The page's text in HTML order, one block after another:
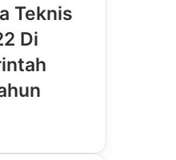
Teknis
Di